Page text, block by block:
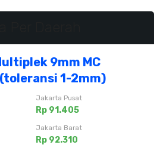
9mm MC
1-2mm)
Jakarta Pusat
Rp 91.405
Jakarta Barat
Rp 92.310